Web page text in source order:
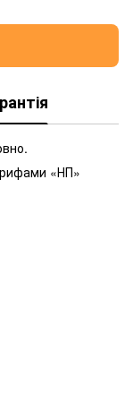
«НП»